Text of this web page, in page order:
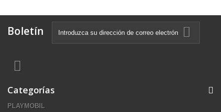
Boletín
Categorías
PLAYMOBIL